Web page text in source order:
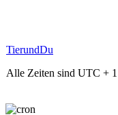
TierundDu
Alle Zeiten sind UTC +